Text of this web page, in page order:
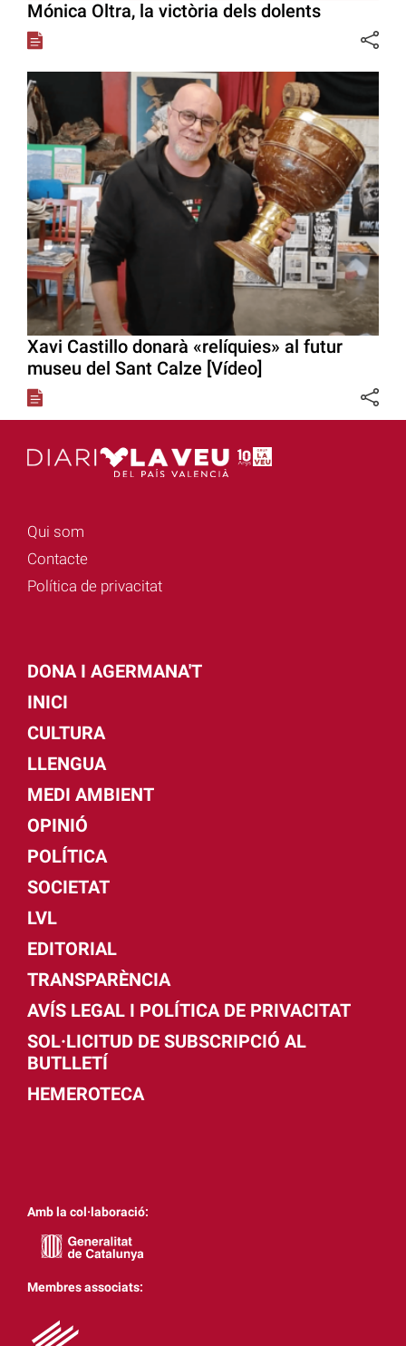
Mónica Oltra, la victòria dels dolents
Xavi Castillo donarà «relíquies» al futur
museu del Sant Calze [Vídeo]
Qui som
Contacte
Política de privacitat
DONA I AGERMANA'T
INICI
CULTURA
LLENGUA
MEDI AMBIENT
OPINIÓ
POLÍTICA
SOCIETAT
LVL
EDITORIAL
TRANSPARÈNCIA
AVÍS LEGAL I POLÍTICA DE PRIVACITAT
SOL·LICITUD DE SUBSCRIPCIÓ AL
BUTLLETÍ
HEMEROTECA
Amb la col·laboració:
Membres associats: